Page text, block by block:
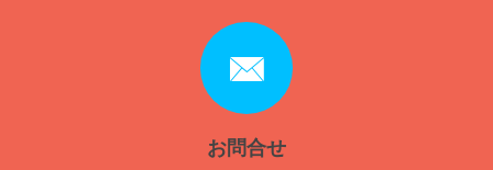
お問合せ